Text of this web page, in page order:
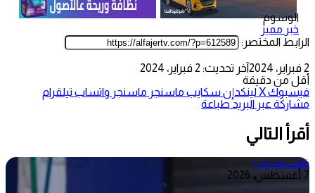
الوسوم
خبر مميز
الرابط المختصر:
2 فبراير، 2024
آخر تحديث: 2 فبراير، 2024
أقل من دقيقة
فيسبوك‫Xلينكدإن سكايب ماسنجر ماسنجر واتساب تيلقرام
مشاركة عبر البريد طباعة
أقرأ التالي
فلسطينيات
7 أغسطس، 2026